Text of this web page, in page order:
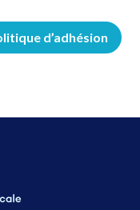
d’adhésion